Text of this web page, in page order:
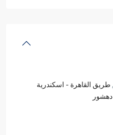
,طريق القاهرة - اسكندرية